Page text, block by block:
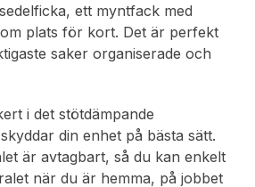
ett myntfack med
plats för kort. Det är perfekt
saker organiserade och
i det stötdämpande
din enhet på bästa sätt.
är avtagbart, så du kan enkelt
när du är hemma, på jobbet